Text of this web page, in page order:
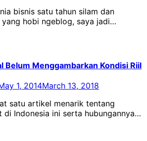
bisnis satu tahun silam dan
yang hobi ngeblog, saya jadi…
Belum Menggambarkan Kondisi Riil
1, 2014March 13, 2018
satu artikel menarik tentang
di Indonesia ini serta hubungannya…